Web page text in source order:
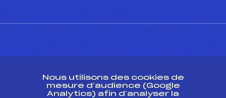
Nous utilisons des cookies de
mesure d’audience (Google
Analytics) afin d’analyser la